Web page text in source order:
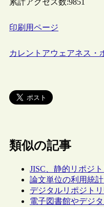
累計アクセス数:9851
印刷用ページ
カレントアウェアネス・
類似の記事
JISC、静的リポジ
論文単位の利用統
デジタルリポジト
電子図書館やデジ